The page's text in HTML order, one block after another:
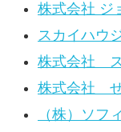
株式会社 ジ
スカイハウ
株式会社
株式会社
（株）ソフ